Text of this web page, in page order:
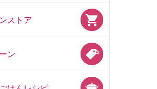
ストア
ン